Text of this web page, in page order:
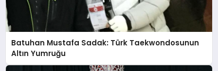
Batuhan Mustafa Sadak: Türk Taekwondosunun
Altın Yumruğu